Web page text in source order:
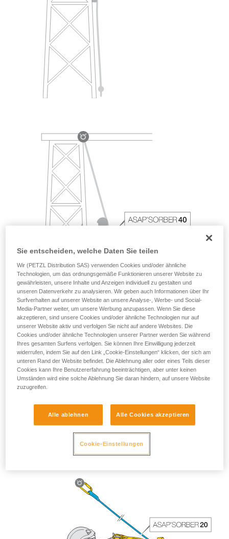
Die Länge des ASAP’SORBER 40 bietet der arbeitenden
Person mehr Spielraum bei der Positionierung im Vergleich
Sie entscheiden, welche Daten Sie teilen
Wir (PETZL Distribution SAS) verwenden Cookies und/oder ähnliche
Technologien, um das ordnungsgemäße Funktionieren unserer Website zu
gewährleisten, unsere Inhalte und Anzeigen individuell zu gestalten und
unseren Datenverkehr zu analysieren. Wir geben auch Informationen über Ihr
Surfverhalten auf unserer Website an unsere Analyse-, Werbe- und Social-
Media-Partner weiter, um unsere Werbung anzupassen. Wenn Sie diese
akzeptieren, sind unsere Cookies und/oder ähnliche Technologien nur auf
unserer Website aktiv und verfolgen Sie nicht auf andere Websites. Die
Cookies und/oder ähnliche Technologien unserer Partner werden Sie während
Ihres gesamten Surfens verfolgen. Sie können Ihre Einwilligung jederzeit
widerrufen, indem Sie auf den Link „Cookie-Einstellungen“ klicken, der sich am
unteren Rand der Website befindet. Die Ablehnung aller oder eines Teils dieser
Cookies kann Ihre Benutzererfahrung beeinträchtigen, aber unter keinen
Umständen wird eine solche Ablehnung Sie daran hindern, auf unsere Website
zuzugreifen.
Alle ablehnen Alle Cookies akzeptieren
Cookie-Einstellungen